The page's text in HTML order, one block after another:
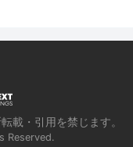
載・引用を禁じます。
Reserved.